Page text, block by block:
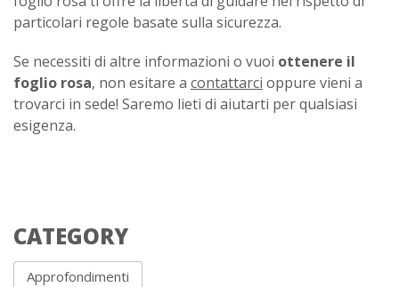
particolari regole basate sulla sicurezza.
Se necessiti di altre informazioni o vuoi ottenere il
foglio rosa, non esitare a contattarci oppure vieni a
trovarci in sede! Saremo lieti di aiutarti per qualsiasi
esigenza.
CATEGORY
Approfondimenti